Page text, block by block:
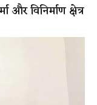
और विनिर्माण क्षेत्र